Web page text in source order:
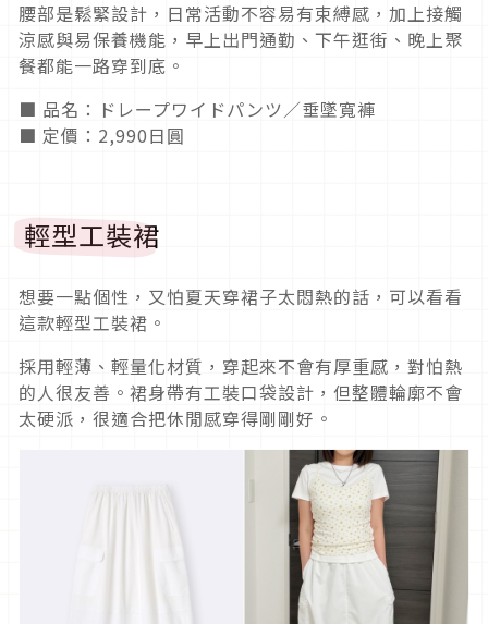
腰部是鬆緊設計，日常活動不容易有束縛感，加上接觸
涼感與易保養機能，早上出門通勤、下午逛街、晚上聚
餐都能一路穿到底。
■ 品名：ドレープワイドパンツ／垂墜寬褲
■ 定價：2,990日圓
輕型工裝裙
想要一點個性，又怕夏天穿裙子太悶熱的話，可以看看
這款輕型工裝裙。
採用輕薄、輕量化材質，穿起來不會有厚重感，對怕熱
的人很友善。裙身帶有工裝口袋設計，但整體輪廓不會
太硬派，很適合把休閒感穿得剛剛好。